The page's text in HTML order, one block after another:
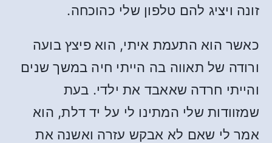
זונה ויציג להם טלפון שלי כהוכחה.
כאשר הוא התעמת איתי, הוא פיצץ בועה
ורודה של תאווה בה הייתי חיה במשך שנים
והייתי חרדה שאאבד את ילדי. בעת
שמזוודות שלי המתינו לי על יד דלת, הוא
אמר לי שאם לא אבקש עזרה ואשנה את